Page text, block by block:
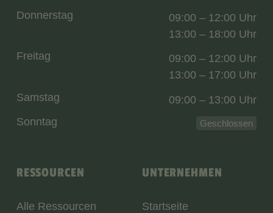
RESSOURCEN
Alle Ressourcen
UNTERNEHMEN
Startseite
Donnerstag
09:00 – 12:00 Uhr
13:00 – 18:00 Uhr
Freitag
09:00 – 12:00 Uhr
13:00 – 17:00 Uhr
Samstag
09:00 – 13:00 Uhr
Sonntag
Geschlossen